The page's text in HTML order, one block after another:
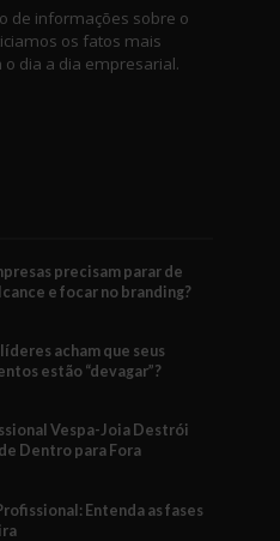
de informações sobre o
os fatos mais
dia a dia empresarial.
precisam parar de
e focar no branding?
acham que seus
estão “devagar”?
Vespa-Joia Destrói
Dentro para Fora
Entenda as fases